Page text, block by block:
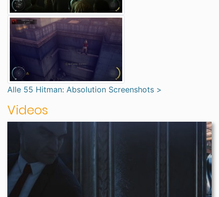
Alle 55 Hitman: Absolution Screenshots >
Videos